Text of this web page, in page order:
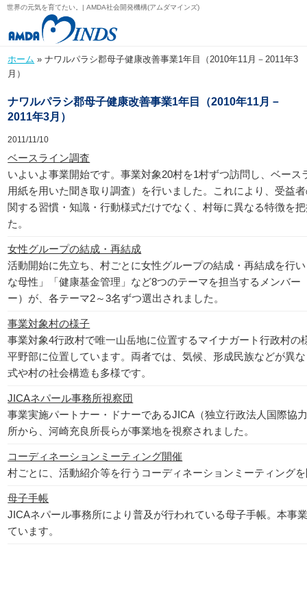
世界の元気を育てたい。| AMDA社会開発機構(アムダマインズ)
ホーム » ナワルパラシ郡母子健康改善事業1年目（2010年11月－2011年3
月）
ナワルパラシ郡母子健康改善事業1年目（2010年11月－
2011年3月）
2011/11/10
ベースライン調査
いよいよ事業開始です。事業対象20村を1村ずつ訪問し、ベース
用紙を用いた聞き取り調査）を行いました。これにより、受益
関する習慣・知識・行動様式だけでなく、村毎に異なる特徴を
た。
女性グループの結成・再結成
活動開始に先立ち、村ごとに女性グループの結成・再結成を行
な母性」「健康基金管理」など8つのテーマを担当するメンバー
ー）が、各テーマ2～3名ずつ選出されました。
事業対象村の様子
事業対象4行政村で唯一山岳地に位置するマイナガート行政村の
平野部に位置しています。両者では、気候、形成民族などが異
式や村の社会構造も多様です。
JICAネパール事務所視察団
事業実施パートナー・ドナーであるJICA（独立行政法人国際協
所から、河崎充良所長らが事業地を視察されました。
コーディネーションミーティング開催
村ごとに、活動紹介等を行うコーディネーションミーティング
母子手帳
JICAネパール事務所により普及が行われている母子手帳。本事
ています。